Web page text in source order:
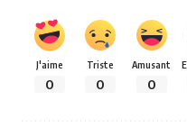
J'aime
0
Triste
0
Amusant
0